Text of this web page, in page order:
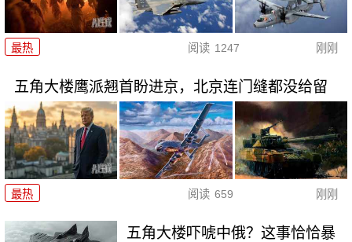
最热 阅读 1247 刚刚
五角大楼鹰派翘首盼进京，北京连门缝都没给留
最热 阅读 659 刚刚
五角大楼吓唬中俄？这事恰恰暴